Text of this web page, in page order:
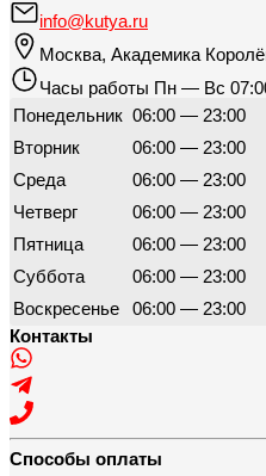
info@kutya.ru
Москва, Академика
Часы работы Пн — Вс
Понедельник 06:00 — 23:00
Вторник
06:00 — 23:00
Среда
06:00 — 23:00
Четверг
06:00 — 23:00
Пятница
06:00 — 23:00
Суббота
06:00 — 23:00
Воскресенье
06:00 — 23:00
Контакты
Способы оплаты